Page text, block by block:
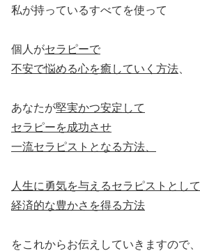
私が持っているすべてを使って
個人がセラピーで
不安で悩める心を癒していく方法
あなたが堅実かつ安定して
セラピーを成功させ
一流セラピストとなる方法、
人生に勇気を与えるセラピストとして
経済的な豊かさを得る方法
をこれからお伝えしていきますので、